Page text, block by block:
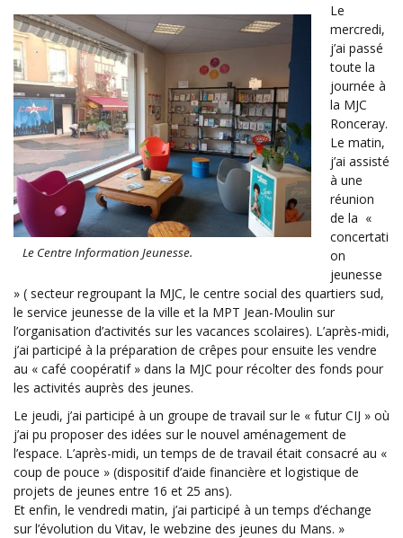
Le Centre Information Jeunesse.
Le
mercredi,
j’ai passé
toute la
journée à
la MJC
Ronceray.
Le matin,
j’ai assisté
à une
réunion
de la «
concertati
on
jeunesse
» ( secteur regroupant la MJC, le centre social des quartiers sud,
le service jeunesse de la ville et la MPT Jean-Moulin sur
l’organisation d’activités sur les vacances scolaires). L’après-midi,
j’ai participé à la préparation de crêpes pour ensuite les vendre
au « café coopératif » dans la MJC pour récolter des fonds pour
les activités auprès des jeunes.
Le jeudi, j’ai participé à un groupe de travail sur le « futur CIJ » où
j’ai pu proposer des idées sur le nouvel aménagement de
l’espace. L’après-midi, un temps de de travail était consacré au «
coup de pouce » (dispositif d’aide financière et logistique de
projets de jeunes entre 16 et 25 ans).
Et enfin, le vendredi matin, j’ai participé à un temps d’échange
sur l’évolution du Vitav, le webzine des jeunes du Mans. »